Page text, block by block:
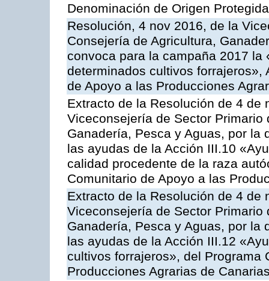
Denominación de Origen
Resolución, 4 nov 2016, de la
Consejería de Agricultura,
convoca para la campaña 2017 la
determinados cultivos forrajeros»,
de Apoyo a las Producciones
Extracto de la Resolución de 4 de
Viceconsejería de Sector
Ganadería, Pesca y Aguas, por la
las ayudas de la Acción III.10
calidad procedente de la raza
Comunitario de Apoyo a las
Extracto de la Resolución de 4 de
Viceconsejería de Sector
Ganadería, Pesca y Aguas, por la
las ayudas de la Acción III.12
cultivos forrajeros», del Programa
Producciones Agrarias de